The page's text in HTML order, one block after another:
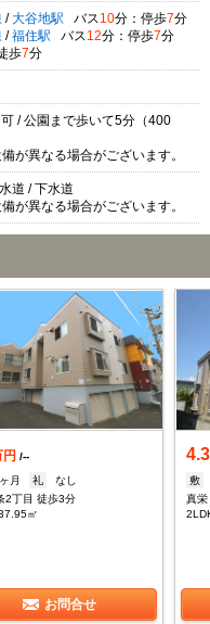
/ 大谷地駅 バス 10分：停歩7分
/ 福住駅 バス 12分：停歩7分
歩7分
/ 公園まで歩いて5分（400
が異なる場合がございます。
道 / 下水道
が異なる場合がございます。
円 /--
月 礼
なし
2丁目 徒歩3分
㎡
お問合せ
4.3
敷
真栄